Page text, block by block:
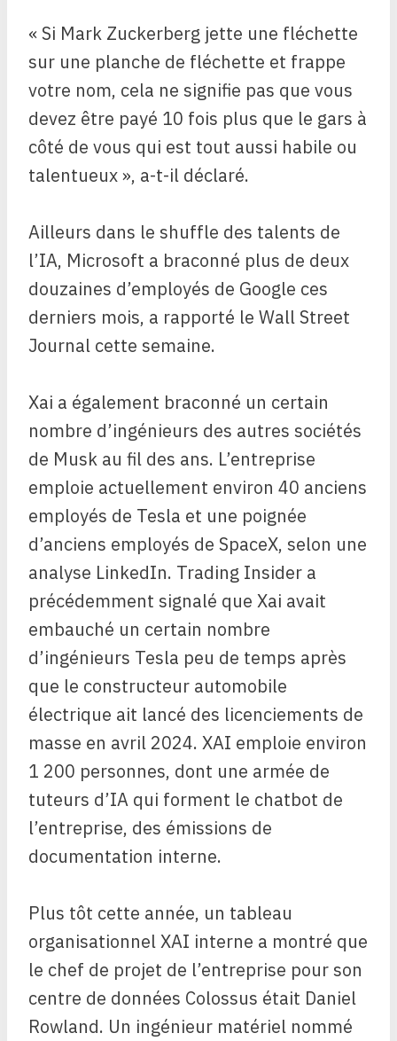
« Si Mark Zuckerberg jette une fléchette
sur une planche de fléchette et frappe
votre nom, cela ne signifie pas que vous
devez être payé 10 fois plus que le gars à
côté de vous qui est tout aussi habile ou
talentueux », a-t-il déclaré.
Ailleurs dans le shuffle des talents de
l’IA, Microsoft a braconné plus de deux
douzaines d’employés de Google ces
derniers mois, a rapporté le Wall Street
Journal cette semaine.
Xai a également braconné un certain
nombre d’ingénieurs des autres sociétés
de Musk au fil des ans. L’entreprise
emploie actuellement environ 40 anciens
employés de Tesla et une poignée
d’anciens employés de SpaceX, selon une
analyse LinkedIn. Trading Insider a
précédemment signalé que Xai avait
embauché un certain nombre
d’ingénieurs Tesla peu de temps après
que le constructeur automobile
électrique ait lancé des licenciements de
masse en avril 2024. XAI emploie environ
1 200 personnes, dont une armée de
tuteurs d’IA qui forment le chatbot de
l’entreprise, des émissions de
documentation interne.
Plus tôt cette année, un tableau
organisationnel XAI interne a montré que
le chef de projet de l’entreprise pour son
centre de données Colossus était Daniel
Rowland. Un ingénieur matériel nommé